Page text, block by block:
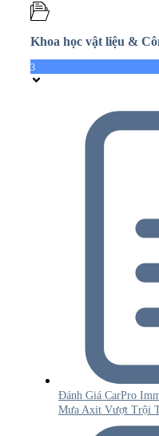
Khoa học vật liệu &
3
Đánh Giá CarPro
Mưa Axit Vượt Trội